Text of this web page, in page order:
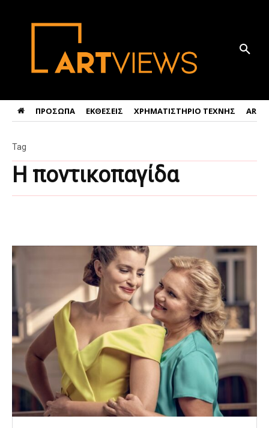
ΠΡΟΣΩΠΑ ΕΚΘΕΣΕΙΣ ΧΡΗΜΑΤΙΣΤΗΡΙΟ ΤΕΧΝΗΣ ART
Η ποντικοπαγίδα
Tag